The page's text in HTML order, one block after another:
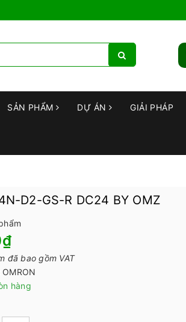
SẢN PHẨM DỰ ÁN GIẢI PHÁP
D2-GS-R DC24 BY OMZ
đã bao gồm VAT
OMRON
hàng